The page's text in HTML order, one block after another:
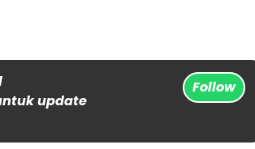
update
Follow